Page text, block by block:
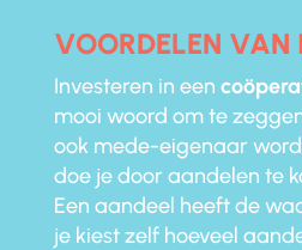
VOORDELEN VAN
Investeren in een
mooi woord om te
ook mede-eigenaar
doe je door aandelen te
Een aandeel heeft de
je kiest zelf hoeveel